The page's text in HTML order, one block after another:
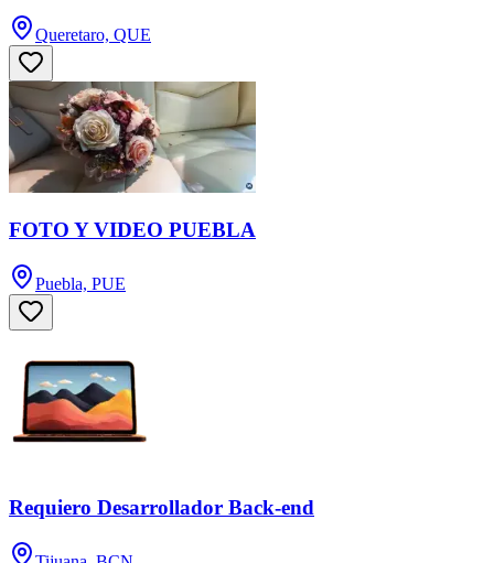
Queretaro, QUE
FOTO Y VIDEO PUEBLA
Puebla, PUE
Requiero Desarrollador Back-end